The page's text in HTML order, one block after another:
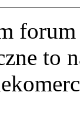
to